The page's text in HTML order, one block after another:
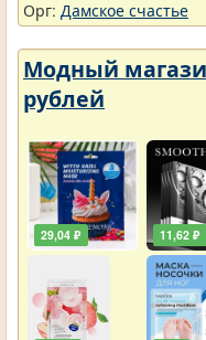
Орг: Дамское счастье
Модный
рублей
29,04 ₽ 11,62 ₽